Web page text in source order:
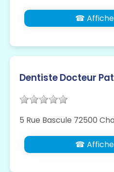
☎
Dentiste Docteur
5 Rue Bascule 72500
☎